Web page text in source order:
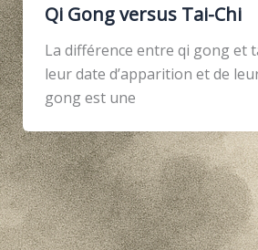
Qi Gong versus Tai-Chi
La différence entre qi gong et
leur date d’apparition et de
gong est une